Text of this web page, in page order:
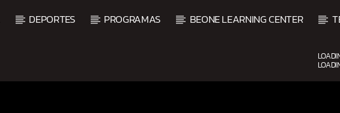
DEPORTES PROGRAMAS BEONE LEARNING CENTER